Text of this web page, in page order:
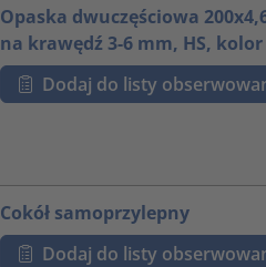
Opaska dwuczęściowa
na krawędź 3-6 mm, HS,
Dodaj do listy
Cokół samoprzylepny
Dodaj do listy